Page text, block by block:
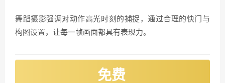
舞蹈摄影强调对动作高光时刻的捕捉，通过合理的快门与
构图设置，让每一帧画面都具有表现力。
免费